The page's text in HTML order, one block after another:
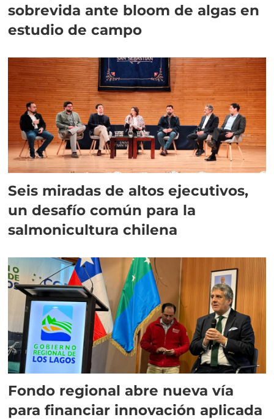
sobrevida ante bloom de algas en
estudio de campo
Seis miradas de altos ejecutivos,
un desafío común para la
salmonicultura chilena
Fondo regional abre nueva vía
para financiar innovación aplicada